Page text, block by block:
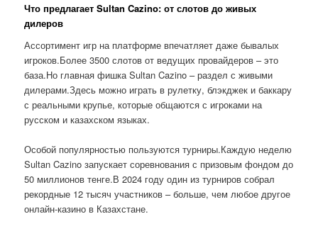
Что предлагает Sultan Cazino: от слотов до живых
дилеров
Ассортимент игр на платформе впечатляет даже бывалых
игроков.Более 3500 слотов от ведущих провайдеров – это
база.Но главная фишка Sultan Cazino – раздел с живыми
дилерами.Здесь можно играть в рулетку, блэкджек и баккару
с реальными крупье, которые общаются с игроками на
русском и казахском языках.
Особой популярностью пользуются турниры.Каждую неделю
Sultan Cazino запускает соревнования с призовым фондом до
50 миллионов тенге.В 2024 году один из турниров собрал
рекордные 12 тысяч участников – больше, чем любое другое
онлайн-казино в Казахстане.